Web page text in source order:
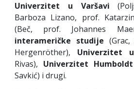
Univerzitet u Varšavi
Barboza Lizano, prof.
(Beč, prof. Johannes
interameričke studije
Hergenröther), Univerzitet
Rivas), Univerzitet Humboldt
Savkić) i drugi.